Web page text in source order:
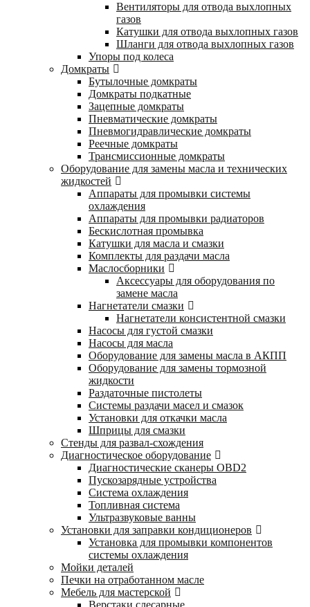
Вентиляторы для отвода выхлопных
газов
Катушки для отвода выхлопных газов
Шланги для отвода выхлопных газов
Упоры под колеса
Домкраты
Бутылочные домкраты
Домкраты подкатные
Зацепные домкраты
Пневматические домкраты
Пневмогидравлические домкраты
Реечные домкраты
Трансмиссионные домкраты
Оборудование для замены масла и технических
жидкостей
Аппараты для промывки системы
охлаждения
Аппараты для промывки радиаторов
Бескислотная промывка
Катушки для масла и смазки
Комплекты для раздачи масла
Маслосборники
Аксессуары для оборудования по
замене масла
Нагнетатели смазки
Нагнетатели консистентной смазки
Насосы для густой смазки
Насосы для масла
Оборудование для замены масла в АКПП
Оборудование для замены тормозной
жидкости
Раздаточные пистолеты
Системы раздачи масел и смазок
Установки для откачки масла
Шприцы для смазки
Стенды для развал-схождения
Диагностическое оборудование
Диагностические сканеры OBD2
Пускозарядные устройства
Система охлаждения
Топливная система
Ультразвуковые ванны
Установки для заправки кондиционеров
Установка для промывки компонентов
системы охлаждения
Мойки деталей
Печки на отработанном масле
Мебель для мастерской
Верстаки слесарные